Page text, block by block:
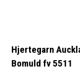
Hjertegarn
Bomuld fv 5511